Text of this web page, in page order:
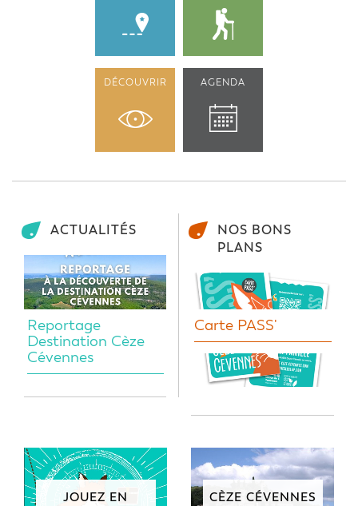
DÉCOUVRIR AGENDA
ACTUALITÉS
Reportage
Destination Cèze
Cévennes
NOS BONS
PLANS
Carte PASS'
JOUEZ EN CÈZE CÉVENNES